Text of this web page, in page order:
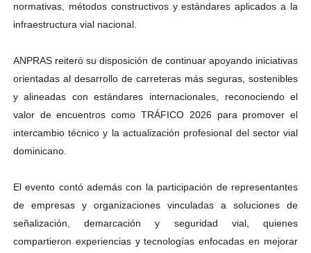
normativas, métodos constructivos y estándares aplicados a la
infraestructura vial nacional.
ANPRAS reiteró su disposición de continuar apoyando iniciativas
orientadas al desarrollo de carreteras más seguras, sostenibles
y alineadas con estándares internacionales, reconociendo el
valor de encuentros como TRÁFICO 2026 para promover el
intercambio técnico y la actualización profesional del sector vial
dominicano.
El evento contó además con la participación de representantes
de empresas y organizaciones vinculadas a soluciones de
señalización, demarcación y seguridad vial, quienes
compartieron experiencias y tecnologías enfocadas en mejorar